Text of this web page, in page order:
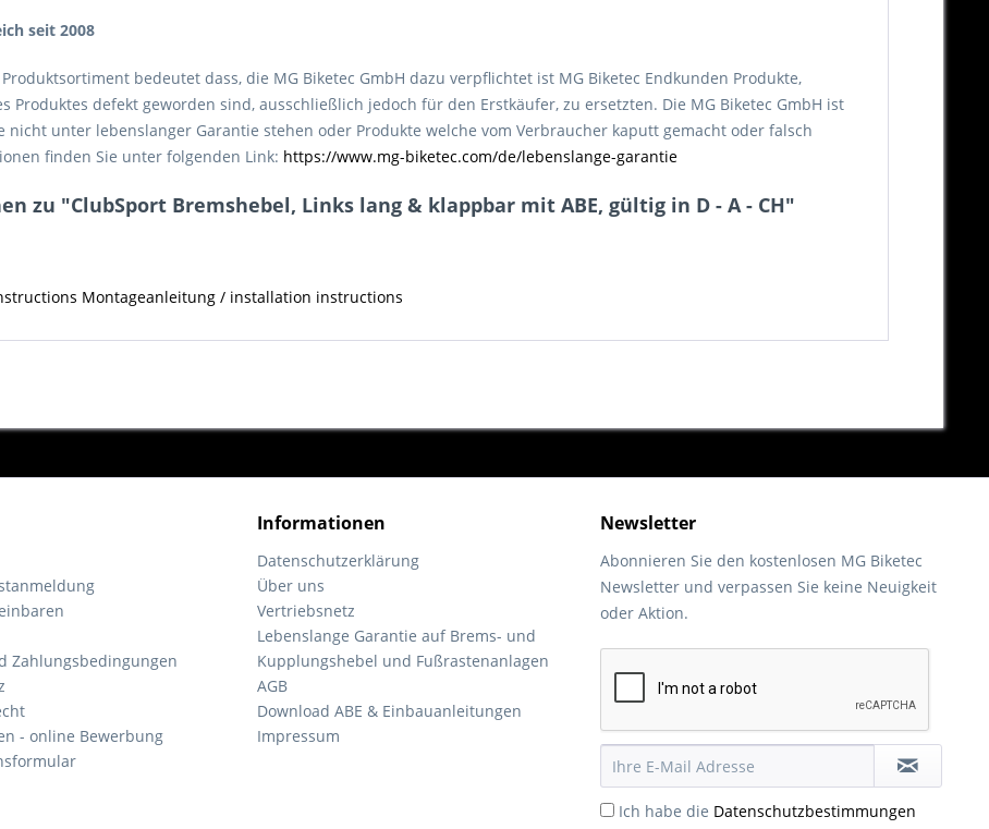
seit 2008
bedeutet dass, die MG Biketec GmbH dazu verpflichtet ist MG Biketec Endkunden Produkte,
Produktes defekt geworden sind, ausschließlich jedoch für den Erstkäufer, zu ersetzten. Die MG Biketec GmbH ist
unter lebenslanger Garantie stehen oder Produkte welche vom Verbraucher kaputt gemacht oder falsch
finden Sie unter folgenden Link: https://www.mg-biketec.com/de/lebenslange-garantie
zu "ClubSport Bremshebel, Links lang & klappbar mit ABE, gültig in D - A - CH"
Montageanleitung / installation instructions
Zahlungsbedingungen
- online Bewerbung
Informationen
Datenschutzerklärung
Über uns
Vertriebsnetz
Lebenslange Garantie auf Brems- und
Kupplungshebel und Fußrastenanlagen
AGB
Download ABE & Einbauanleitungen
Impressum
Newsletter
Abonnieren Sie den kostenlosen MG Biketec
Newsletter und verpassen Sie keine Neuigkeit
oder Aktion.
Ich habe die Datenschutzbestimmungen